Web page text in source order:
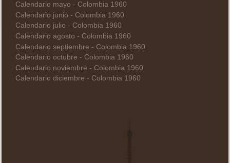
Calendario mayo - Colombia 1960
Calendario junio - Colombia 1960
Calendario julio - Colombia 1960
Calendario agosto - Colombia 1960
Calendario septiembre - Colombia 1960
Calendario octubre - Colombia 1960
Calendario noviembre - Colombia 1960
Calendario diciembre - Colombia 1960